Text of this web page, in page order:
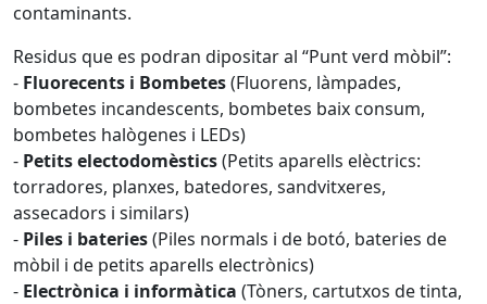
contaminants.
Residus que es podran dipositar al “Punt verd mòbil”:
- Fluorecents i Bombetes(Fluorens, làmpades,
bombetes incandescents, bombetes baix consum,
bombetes halògenes i LEDs)
- Petits electodomèstics(Petits aparells elèctrics:
torradores, planxes, batedores, sandvitxeres,
assecadors i similars)
- Piles i bateries(Piles normals i de botó, bateries de
mòbil i de petits aparells electrònics)
- Electrònica i informàtica (Tòners, cartutxos de tinta,